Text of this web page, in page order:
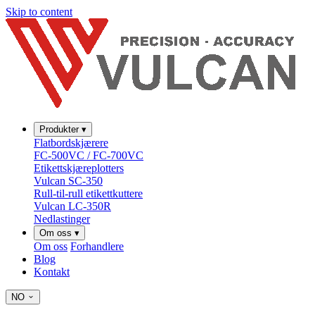
Skip to content
Produkter ▾
Flatbordskjærere
FC-500VC / FC-700VC
Etikettskjæreplotters
Vulcan SC-350
Rull-til-rull etikettkuttere
Vulcan LC-350R
Nedlastinger
Om oss ▾
Om oss Forhandlere
Blog
Kontakt
NO